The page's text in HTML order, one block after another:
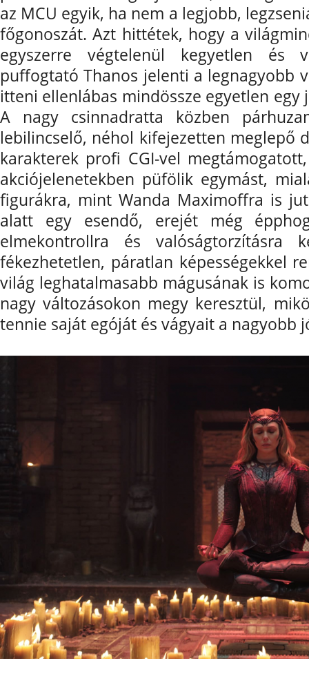
az MCU egyik, ha nem a legjobb,
főgonoszát. Azt hittétek, hogy a
egyszerre végtelenül kegyetlen és
puffogtató Thanos jelenti a legnagyobb
itteni ellenlábas mindössze egyetlen
A nagy csinnadratta közben
lebilincselő, néhol kifejezetten meglepő
karakterek profi CGI-vel
akciójelenetekben püfölik egymást,
figurákra, mint Wanda Maximoffra is
alatt egy esendő, erejét még
elmekontrollra és
fékezhetetlen, páratlan képességekkel
világ leghatalmasabb mágusának is
nagy változásokon megy keresztül,
tennie saját egóját és vágyait a nagyobb